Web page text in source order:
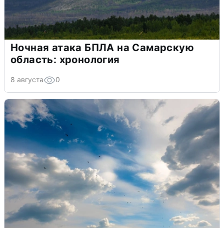
Ночная атака БПЛА на Самарскую
область: хронология
8 августа 0